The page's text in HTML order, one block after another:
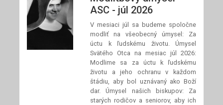
ASC - júl 2026
V mesiaci júl sa budeme spoločne
modliť na všeobecný úmysel: Za
úctu k ľudskému životu. Úmysel
Svätého Otca na mesiac júl 2026:
Modlime sa za úctu k ľudskému
životu a jeho ochranu v každom
štádiu, aby bol uznávaný ako Boží
dar. Úmysel našich biskupov: Za
starých rodičov a seniorov, aby ich